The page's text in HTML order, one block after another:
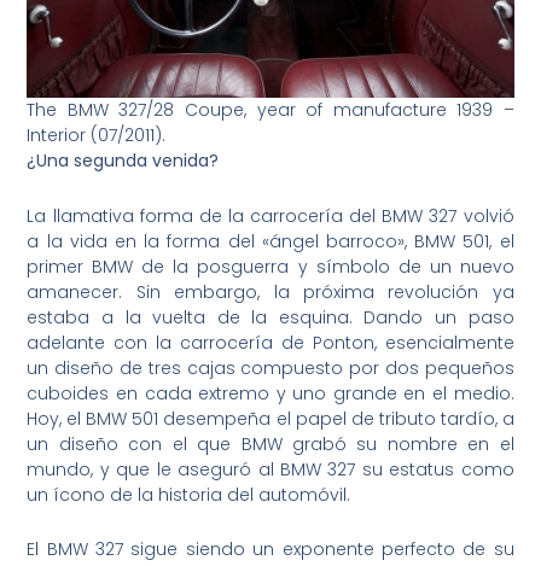
The BMW 327/28 Coupe, year of manufacture 1939 –
Interior (07/2011).
¿Una segunda venida?
La llamativa forma de la carrocería del BMW 327 volvió
a la vida en la forma del «ángel barroco», BMW 501, el
primer BMW de la posguerra y símbolo de un nuevo
amanecer. Sin embargo, la próxima revolución ya
estaba a la vuelta de la esquina. Dando un paso
adelante con la carrocería de Ponton, esencialmente
un diseño de tres cajas compuesto por dos pequeños
cuboides en cada extremo y uno grande en el medio.
Hoy, el BMW 501 desempeña el papel de tributo tardío, a
un diseño con el que BMW grabó su nombre en el
mundo, y que le aseguró al BMW 327 su estatus como
un ícono de la historia del automóvil.
El BMW 327 sigue siendo un exponente perfecto de su